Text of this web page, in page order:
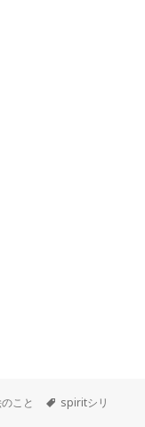
こと
タ
spiritシリ